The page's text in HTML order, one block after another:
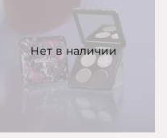
Нет в наличии